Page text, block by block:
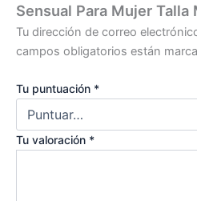
Sensual Para Mujer Talla
Tu dirección de correo
campos obligatorios están
Tu puntuación *
Tu valoración *